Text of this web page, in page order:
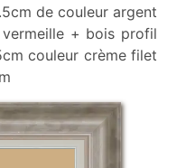
de couleur argent
+ bois profil
couleur crème filet